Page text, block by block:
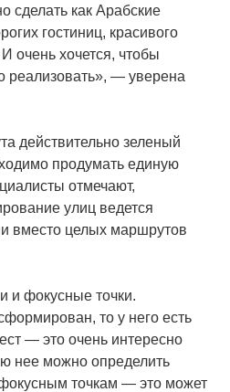
сделать как Арабские
гостиниц, красивого
очень хочется, чтобы
реализовать», — уверена
действительно зеленый
продумать единую
отмечают,
улиц ведется
вместо целых маршрутов
и фокусные точки.
то у него есть
— это очень интересно
нее можно определить
точкам — это может